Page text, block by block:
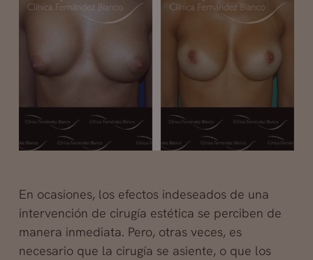
En ocasiones, los efectos indeseados de una
intervención de cirugía estética se perciben de
manera inmediata. Pero, otras veces, es
necesario que la cirugía se asiente, o que los